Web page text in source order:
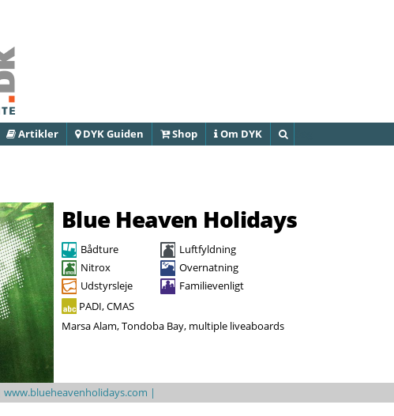
Artikler DYK Guiden Shop Om DYK
Blue Heaven Holidays
Bådture
Luftfyldning
Nitrox
Overnatning
Udstyrsleje
Familievenligt
PADI, CMAS
Marsa Alam, Tondoba Bay, multiple liveaboards
www.blueheavenholidays.com |